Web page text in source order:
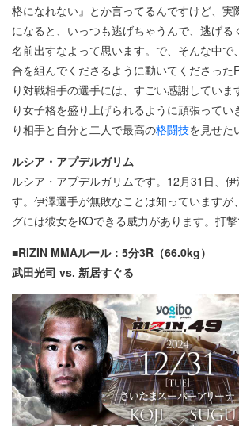
格になれない』とか言ってるんですけど、実
になると、いっつも逃げちゃうんで、逃げる
名前出すなよって思います。で、そんな中で
合を組んでくださるように動いてくださった
り対戦相手の選手には、すごい感謝してい
り女子格を盛り上げられるように頑張って
り相手と自分と二人で最高の格闘技を見せた
ルシア・アプデルガリム
ルシア・アプデルガリムです。12月31日、
す。伊澤選手が無敗なことは知っていますが
グには彼女をKOできる威力があります。打撃
■RIZIN MMAルール：5分3R（66.0kg）
武田光司 vs. 新居すぐる